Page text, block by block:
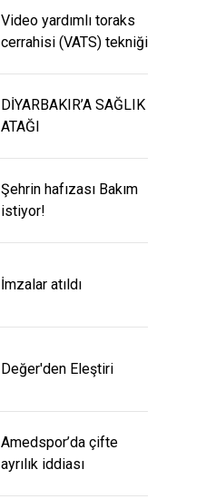
Video yardımlı toraks
cerrahisi (VATS) tekniği
DİYARBAKIR’A SAĞLIK
ATAĞI
Şehrin hafızası Bakım
istiyor!
İmzalar atıldı
Değer'den Eleştiri
Amedspor’da çifte
ayrılık iddiası